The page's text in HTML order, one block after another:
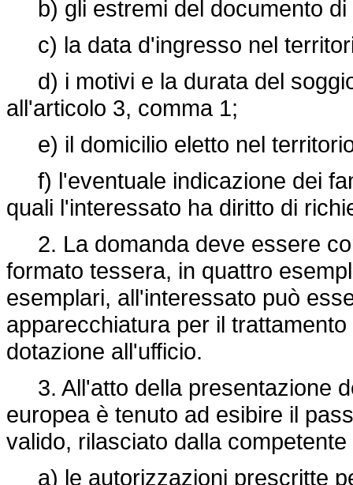
b) gli estremi del documento di
c) la data d'ingresso nel
d) i motivi e la durata del
all'articolo 3, comma 1;
e) il domicilio eletto nel
f) l'eventuale indicazione dei
quali l'interessato ha diritto di
2. La domanda deve essere
formato tessera, in quattro
esemplari, all'interessato può
apparecchiatura per il
dotazione all'ufficio.
3. All'atto della presentazione
europea è tenuto ad esibire il
valido, rilasciato dalla
a) le autorizzazioni prescritte